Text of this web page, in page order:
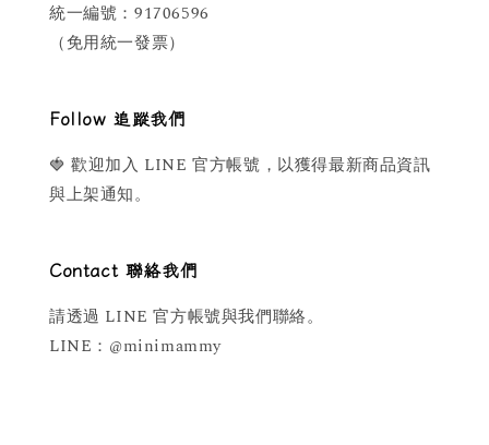
統一編號：91706596
（免用統一發票）
Follow 追蹤我們
🍓 歡迎加入 LINE 官方帳號，以獲得最新商品資訊
與上架通知。
Contact 聯絡我們
請透過 LINE 官方帳號與我們聯絡。
LINE：@minimammy